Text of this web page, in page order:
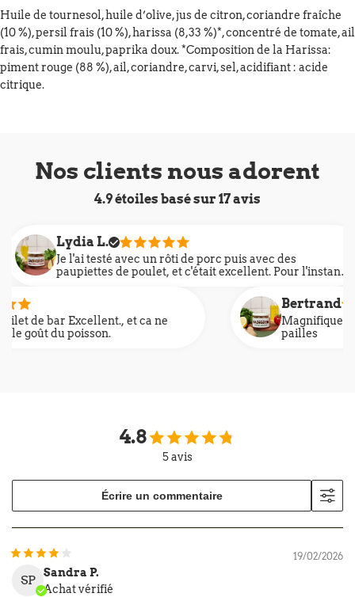
Huile de tournesol, huile d’olive, jus de citron, coriandre fraîche
(10 %), persil frais (10 %), harissa (8,33 %)*, concentré de tomate, ail
frais, cumin moulu, paprika doux. *Composition de la Harissa:
piment rouge (88 %), ail, coriandre, carvi, sel, acidifiant : acide
citrique.
Nos clients nous adorent
4.9 étoiles basé sur 17avis
Lydia L.
Je l'ai testé avec un rôti de porc puis avec des
paupiettes de poulet, et c'était excellent. Pour l'instant,
et ca ne
goût du poisson.
Bertrand
Magnifique sur
pailles
4.8
5 avis
Écrire un commentaire
19/02/2026
SP
Sandra P.
Achat vérifié